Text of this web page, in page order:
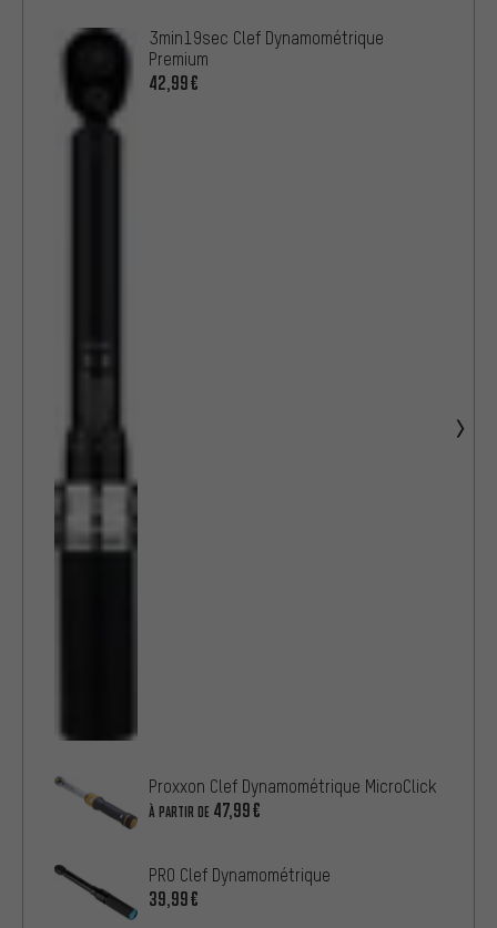
3min19sec Clef Dynamométrique
Premium
42,99€
Proxxon Clef Dynamométrique MicroClick
À PARTIR DE 47,99€
PRO Clef Dynamométrique
39,99€